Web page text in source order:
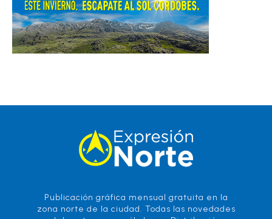
Publicación gráfica mensual gratuita en la
zona norte de la ciudad. Todas las novedades